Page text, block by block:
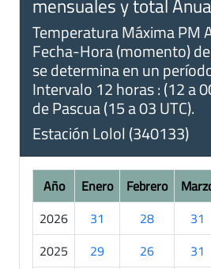
Temperatura Máxima PM
Fecha-Hora (momento)
se determina en un
Intervalo 12 horas : (12 a
de Pascua (15 a 03 UTC).
Estación Lolol (340133)
Año Enero Febrero
2026
31 28 31
2025
29 26 31